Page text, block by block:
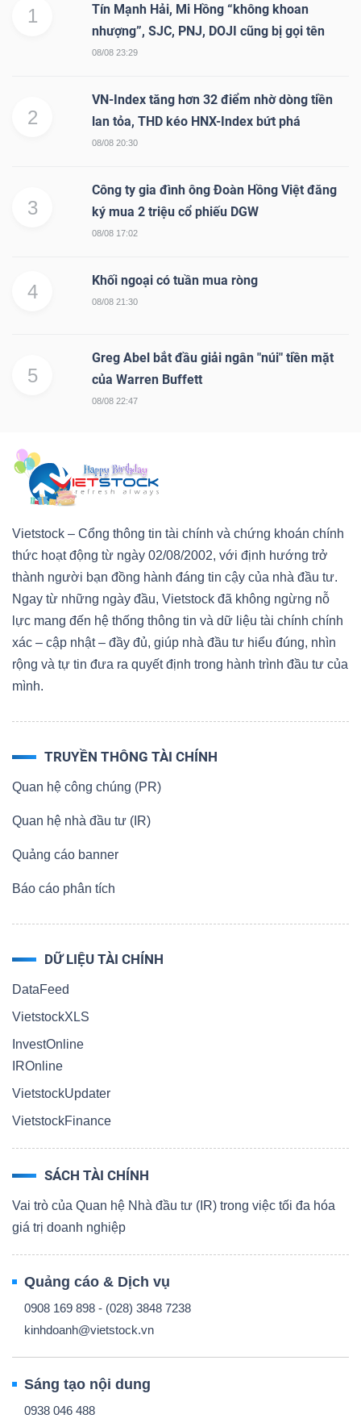
1
Tín Mạnh Hải, Mi Hồng “không khoan
nhượng”, SJC, PNJ, DOJI cũng bị gọi tên
08/08 23:29
2
VN-Index tăng hơn 32 điểm nhờ dòng tiền
lan tỏa, THD kéo HNX-Index bứt phá
08/08 20:30
3
Công ty gia đình ông Đoàn Hồng Việt đăng
ký mua 2 triệu cổ phiếu DGW
08/08 17:02
4
Khối ngoại có tuần mua ròng
08/08 21:30
5
Greg Abel bắt đầu giải ngân "núi" tiền mặt
của Warren Buffett
08/08 22:47
Vietstock – Cổng thông tin tài chính và chứng khoán chính
thức hoạt động từ ngày 02/08/2002, với định hướng trở
thành người bạn đồng hành đáng tin cậy của nhà đầu tư.
Ngay từ những ngày đầu, Vietstock đã không ngừng nỗ
lực mang đến hệ thống thông tin và dữ liệu tài chính chính
xác – cập nhật – đầy đủ, giúp nhà đầu tư hiểu đúng, nhìn
rộng và tự tin đưa ra quyết định trong hành trình đầu tư của
mình.
TRUYỀN THÔNG TÀI CHÍNH
Quan hệ công chúng (PR)
Quan hệ nhà đầu tư (IR)
Quảng cáo banner
Báo cáo phân tích
DỮ LIỆU TÀI CHÍNH
DataFeed
VietstockXLS
InvestOnline
IROnline
VietstockUpdater
VietstockFinance
SÁCH TÀI CHÍNH
Vai trò của Quan hệ Nhà đầu tư (IR) trong việc tối đa hóa
giá trị doanh nghiệp
Quảng cáo & Dịch vụ
0908 169 898 - (028) 3848 7238
kinhdoanh@vietstock.vn
Sáng tạo nội dung
0938 046 488